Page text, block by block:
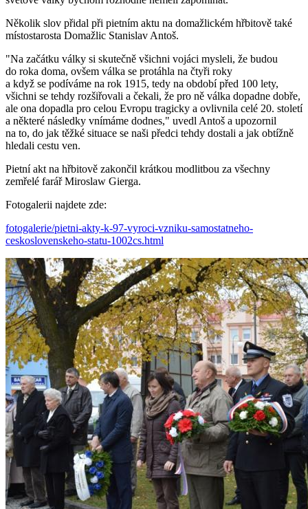
Několik slov přidal při pietním aktu na domažlickém hřbitově také
místostarosta Domažlic Stanislav Antoš.
"Na začátku války si skutečně všichni vojáci mysleli, že budou
do roka doma, ovšem válka se protáhla na čtyři roky
a když se podíváme na rok 1915, tedy na období před 100 lety,
všichni se tehdy rozšiřovali a čekali, že pro ně válka dopadne dobře,
ale ona dopadla pro celou Evropu tragicky a ovlivnila celé 20. století
a některé následky vnímáme dodnes," uvedl Antoš a upozornil
na to, do jak těžké situace se naši předci tehdy dostali a jak obtížně
hledali cestu ven.
Pietní akt na hřbitově zakončil krátkou modlitbou za všechny
zemřelé farář Miroslaw Gierga.
Fotogalerii najdete zde:
fotogalerie/pietni-akty-k-97-vyroci-vzniku-samostatneho-
ceskoslovenskeho-statu-1002cs.html